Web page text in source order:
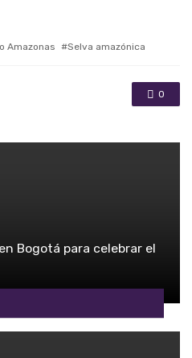
Amazonas Selva amazónica
0
Bogotá para celebrar el